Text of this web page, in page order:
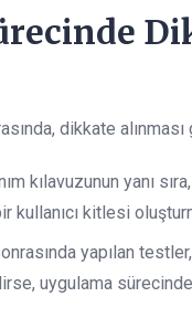
dikkate
kılavuzunun yanı
kullanıcı kitlesi
yapılan
uygulama